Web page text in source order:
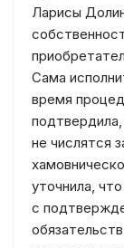
Ларисы
Сама
время
не числятся
уточнила,
с